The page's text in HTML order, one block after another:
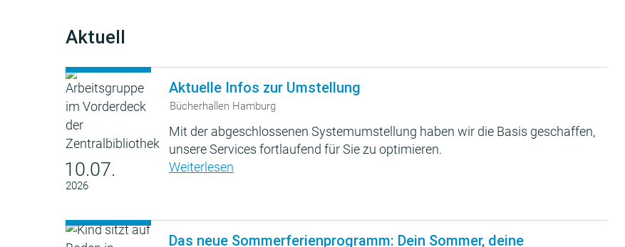
Aktuell
10.07.
2026
Aktuelle Infos zur Umstellung
Bücherhallen Hamburg
Mit der abgeschlossenen Systemumstellung haben wir die Basis geschaffen,
unsere Services fortlaufend für Sie zu optimieren.
Weiterlesen
Das neue Sommerferienprogramm: Dein Sommer, deine